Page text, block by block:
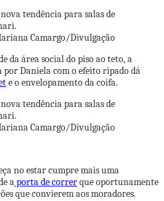
Camargo/Divulgação
da área social do piso ao teto, a
Daniela com o efeito ripado dá
e o envelopamento da coifa.
Camargo/Divulgação
no estar cumpre mais uma
aporta de correrque oportunamente
que convierem aos moradores.